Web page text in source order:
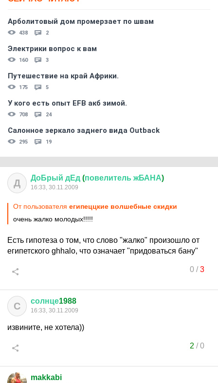
Арболитовый дом промерзает по швам
438 2
Электрики вопрос к вам
160 3
Путешествие на край Африки.
175 5
У кого есть опыт EFB акб зимой.
708 24
Салонное зеркало заднего вида Outback
295 19
Д ДоБрый дЕд (повелитель жБАНА)
16:33, 30.11.2009
От пользователя египеццкие волшебные скидки
очень жалко молодых!!!!!
Есть гипотеза о том, что слово "жалко" произошло от
египетского ghhalo, что означает "придоваться бану"
0/3
С солнце1988
16:33, 30.11.2009
извините, не хотела))
2 /0
makkabi